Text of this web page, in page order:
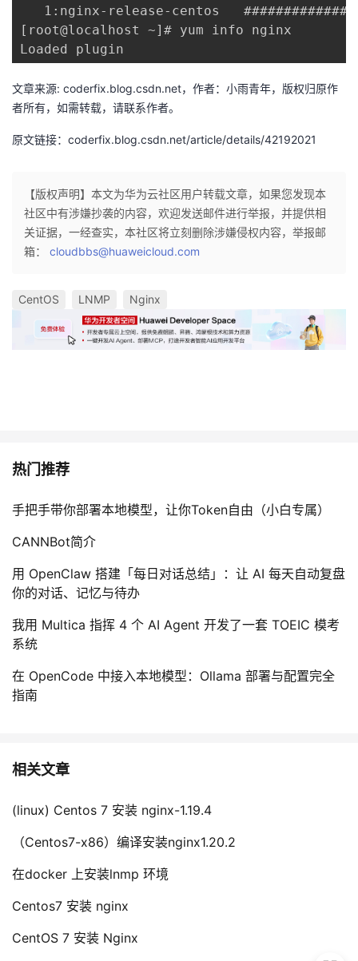
学
堂
我
的
程
我
认
证
的
实
验
我
的
收
藏
持
我
的
技
支
持
我
的
声
建
1:nginx-release-centos
[root@localhost ~]# yum info nginx
Loaded plugin
文章来源: coderfix.blog.csdn.net，作者：小雨青年，版权归原作
者所有，如需转载，请联系作者。
原文链接：coderfix.blog.csdn.net/article/details/42192021
【版权声明】本文为华为云社区用户转载文章，如果您发现本
社区中有涉嫌抄袭的内容，欢迎发送邮件进行举报，并提供相
关证据，一经查实，本社区将立刻删除涉嫌侵权内容，举报邮
箱： cloudbbs@huaweicloud.com
CentOS LNMP Nginx
热门推荐
手把手带你部署本地模型，让你Token自由（小白专属）
CANNBot简介
用 OpenClaw 搭建「每日对话总结」：让 AI 每天自动复盘
你的对话、记忆与待办
我用 Multica 指挥 4 个 AI Agent 开发了一套 TOEIC 模考
系统
在 OpenCode 中接入本地模型：Ollama 部署与配置完全
指南
相关文章
(linux) Centos 7 安装 nginx-1.19.4
（Centos7-x86）编译安装nginx1.20.2
在docker 上安装lnmp 环境
Centos7 安装 nginx
CentOS 7 安装 Nginx